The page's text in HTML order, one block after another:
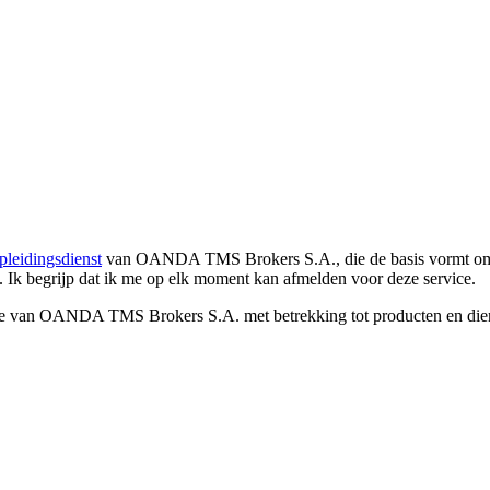
van OANDA TMS Brokers S.A., die de basis vormt
Ik begrijp dat ik me op elk moment kan afmelden voor deze service.
OANDA TMS Brokers S.A. met betrekking tot producten en